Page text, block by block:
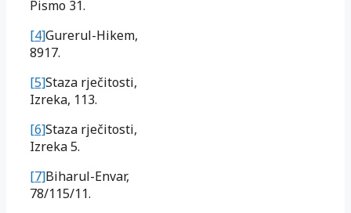
Pismo 31.
[4]Gurerul-Hikem,
8917.
[5]Staza rječitosti,
Izreka, 113.
[6]Staza rječitosti,
Izreka 5.
[7]Biharul-Envar,
78/115/11.